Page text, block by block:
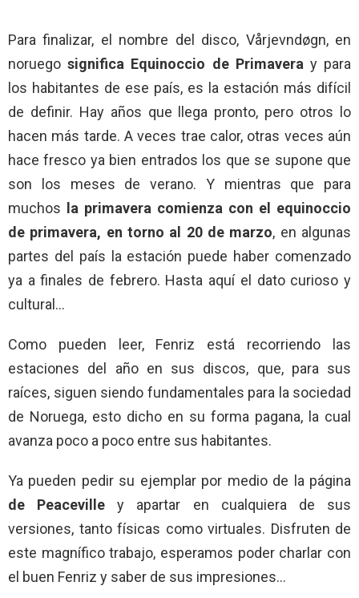
Para finalizar, el nombre del disco, Vårjevndøgn, en
noruegosignifica Equinoccio de Primavera y para
los habitantes de ese país, es la estación más difícil
de definir. Hay años que llega pronto, pero otros lo
hacen más tarde. A veces trae calor, otras veces aún
hace fresco ya bien entrados los que se supone que
son los meses de verano. Y mientras que para
muchos la primavera comienza con el equinoccio
de primavera, en torno al 20 de marzo, en algunas
partes del país la estación puede haber comenzado
ya a finales de febrero. Hasta aquí el dato curioso y
cultural…
Como pueden leer, Fenriz está recorriendo las
estaciones del año en sus discos, que, para sus
raíces, siguen siendo fundamentales para la sociedad
de Noruega, esto dicho en su forma pagana, la cual
avanza poco a poco entre sus habitantes.
Ya pueden pedir su ejemplar por medio de la página
de Peaceville y apartar en cualquiera de sus
versiones, tanto físicas como virtuales. Disfruten de
este magnífico trabajo, esperamos poder charlar con
el buen Fenriz y saber de sus impresiones…